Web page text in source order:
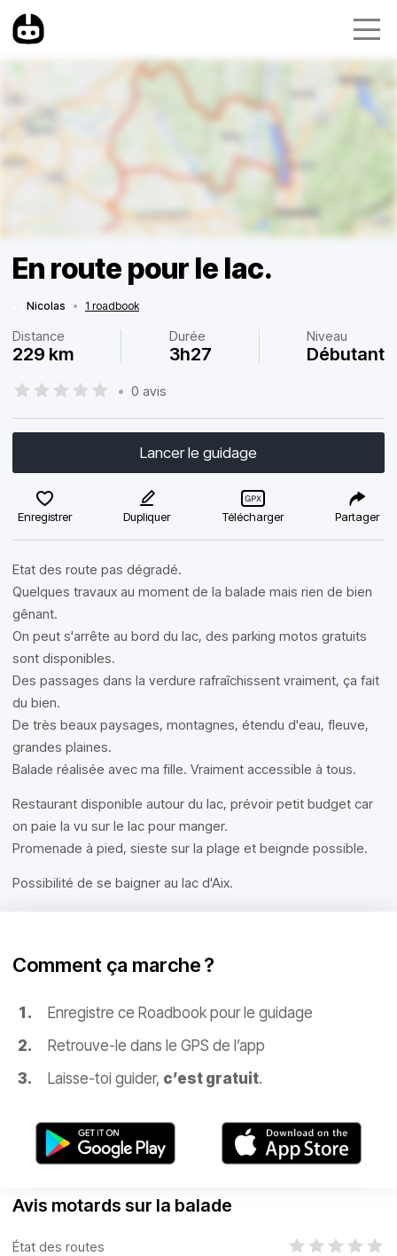
En route pour le lac.
Nicolas • 1 roadbook
Distance
229 km
Durée
3h27
Niveau
Débutant
• 0 avis
Lancer le guidage
Enregistrer Dupliquer Télécharger Partager
Etat des route pas dégradé.
Quelques travaux au moment de la balade mais rien de bien
gênant.
On peut s'arrête au bord du lac, des parking motos gratuits
sont disponibles.
Des passages dans la verdure rafraîchissent vraiment, ça fait
du bien.
De très beaux paysages, montagnes, étendu d'eau, fleuve,
grandes plaines.
Balade réalisée avec ma fille. Vraiment accessible à tous.
Restaurant disponible autour du lac, prévoir petit budget car
on paie la vu sur le lac pour manger.
Promenade à pied, sieste sur la plage et beignde possible.
Possibilité de se baigner au lac d'Aix.
Comment ça marche ?
Enregistre ce Roadbook pour le guidage
Retrouve-le dans le GPS de l’app
Laisse-toi guider, c’est gratuit.
Avis motards sur la balade
État des routes